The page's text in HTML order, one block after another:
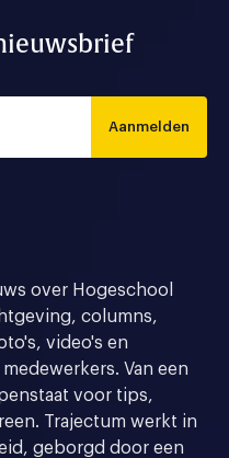
Aanmelden
over Hogeschool
columns,
video's en
Van een
voor tips,
Trajectum werkt in
geborgd door een